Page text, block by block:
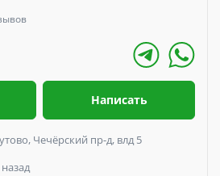
Написать
Чечёрский пр-д, влд 5